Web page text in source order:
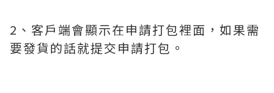
2、客戶端會顯示在申請打包裡面，如果需
要發貨的話就提交申請打包。